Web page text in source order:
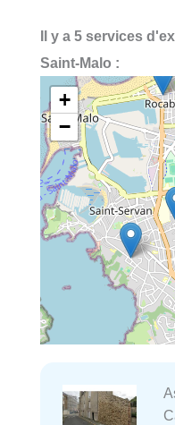
Il y a 5 services
Saint-Malo :
+
−